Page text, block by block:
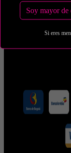
Soy mayor de
Si eres